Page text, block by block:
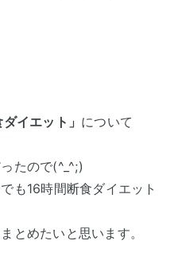
イエット」 について
たので(^_^;)
も16時間断食ダイエット
とめたいと思います。